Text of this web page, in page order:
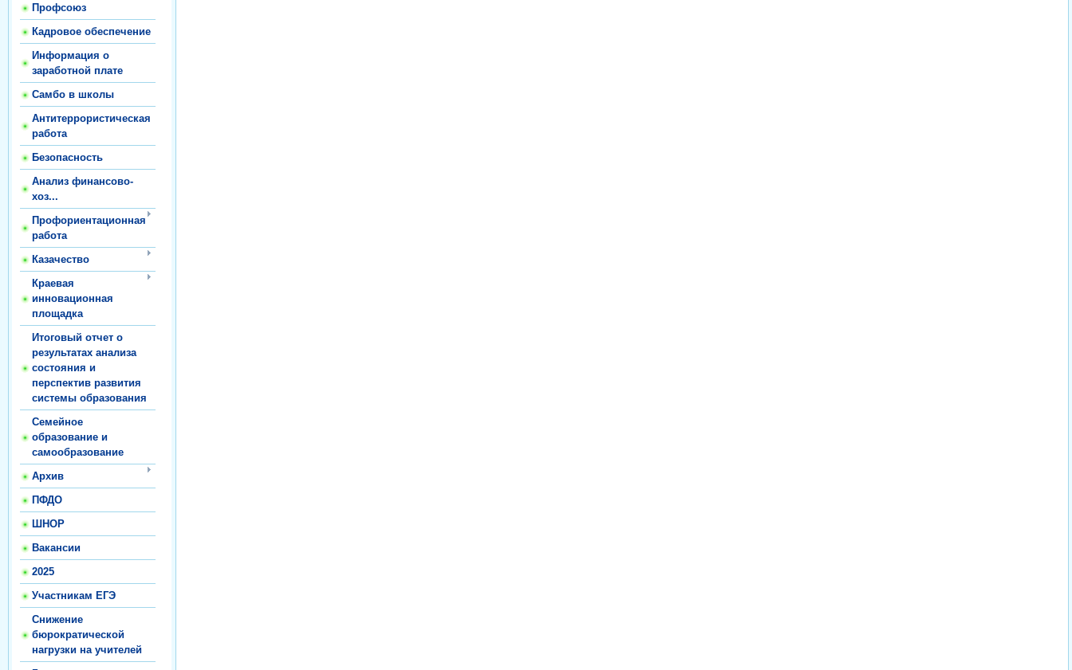
Профсоюз
Кадровое обеспечение
Информация о
заработной плате
Самбо в школы
Антитеррористическая
работа
Безопасность
Анализ финансово-
хоз...
Профориентационная
работа
Казачество
Краевая
инновационная
площадка
Итоговый отчет о
результатах анализа
состояния и
перспектив развития
системы образования
Семейное
образование и
самообразование
Архив
ПФДО
ШНОР
Вакансии
2025
Участникам ЕГЭ
Снижение
бюрократической
нагрузки на учителей